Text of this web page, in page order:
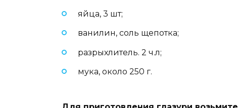
яйца, 3 шт;
ванилин, соль щепотка;
разрыхлитель. 2 ч.л;
мука, около 250 г.